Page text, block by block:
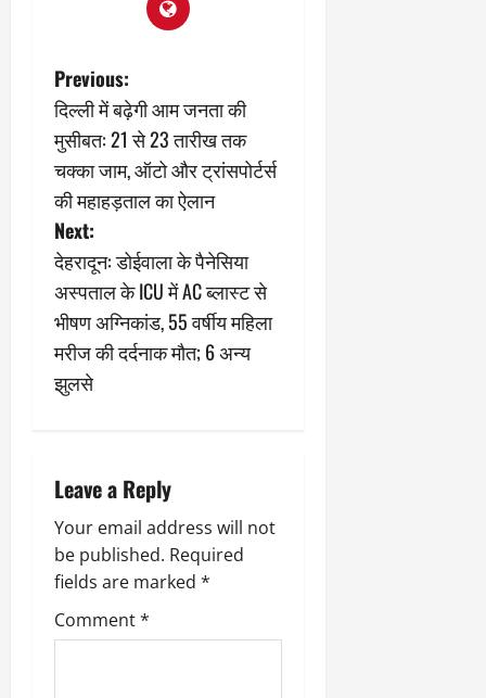
P
o
s
t
n
a
v
i
a
t
i
o
Previous:
दिल्ली में बढ़ेगी आम जनता की
मुसीबत: 21 से 23 तारीख तक
चक्का जाम, ऑटो और ट्रांसपोर्टर्स
की महाहड़ताल का ऐलान
Next:
देहरादून: डोईवाला के पैनेसिया
अस्पताल के ICU में AC ब्लास्ट से
भीषण अग्निकांड, 55 वर्षीय महिला
मरीज की दर्दनाक मौत; 6 अन्य
झुलसे
Leave a Reply
Your email address will not
be published. Required
fields are marked *
Comment*